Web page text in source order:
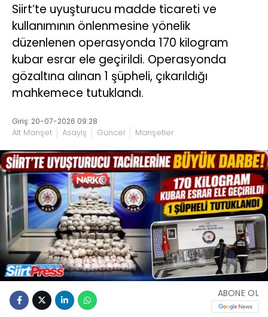
Siirt’te uyuşturucu madde ticareti ve
kullanımının önlenmesine yönelik
düzenlenen operasyonda 170 kilogram
kubar esrar ele geçirildi. Operasyonda
gözaltına alınan 1 şüpheli, çıkarıldığı
mahkemece tutuklandı.
Giriş: 20-07-2026 09:28
Alt Manşet Asayiş Güncel Manşetler
ABONE OL